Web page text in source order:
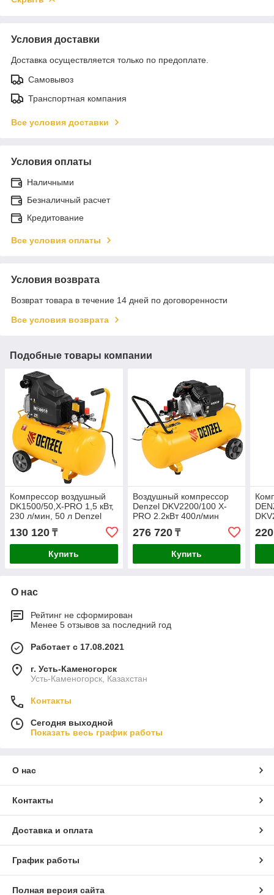
Условия доставки
Доставка осуществляется только по предоплате.
Самовывоз
Транспортная компания
Все условия доставки
Условия оплаты
Наличными
Безналичный расчет
Кредитование
Все условия оплаты
Условия возврата
Возврат товара в течение 14 дней по договоренности
Все условия возврата
Подобные товары компании
Компрессор воздушный
DK1500/50,Х-PRO 1,5 кВт,
230 л/мин, 50 л Denzel
130 120 ₸
Купить
Воздушный компрессор
Denzel DKV2200/100 Х-
PRO 2.2кВт 400л/мин
100л 58079
276 720₸
Купить
О нас
Рейтинг не сформирован
Менее 5 отзывов за последний год
Работает с 17.08.2021
г. Усть-Каменогорск
Усть-Каменогорск, Казахстан
Контакты
Сегодня выходной
Показать весь график работы
О нас
Контакты
Доставка и оплата
График работы
Полная версия сайта